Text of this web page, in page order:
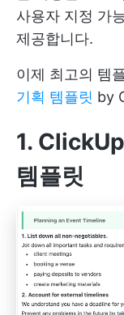
사용자 지정 가
제공합니다.
이제 최고의 템
기획 템플릿 by
1.
템플릿